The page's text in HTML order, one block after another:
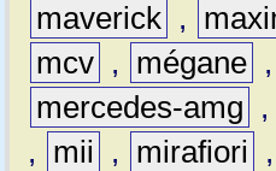
maverick ,
mcv , mégane ,
mercedes-amg
,
,
mii , mirafiori ,